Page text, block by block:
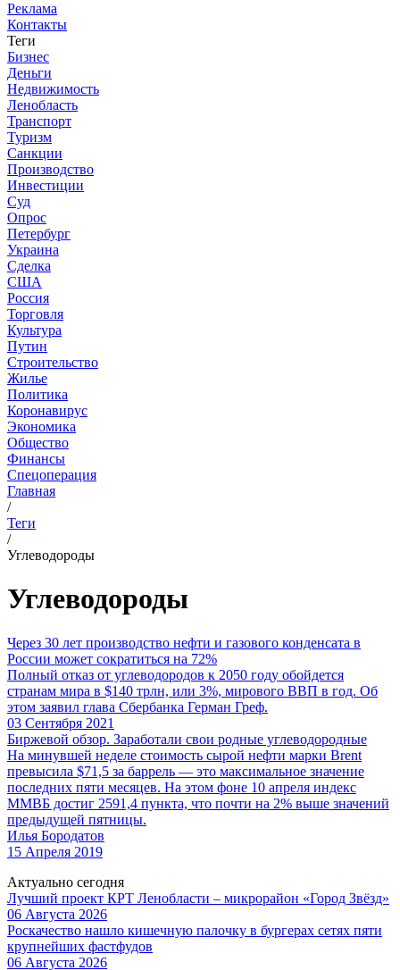
Реклама
Контакты
Теги
Бизнес
Деньги
Недвижимость
Ленобласть
Транспорт
Туризм
Санкции
Производство
Инвестиции
Суд
Опрос
Петербург
Украина
Сделка
США
Россия
Торговля
Культура
Путин
Строительство
Жилье
Политика
Коронавирус
Экономика
Общество
Финансы
Спецоперация
Главная
/
Теги
/
Углеводороды
Углеводороды
Через 30 лет производство нефти и газового конденсата в
России может сократиться на 72%
Полный отказ от углеводородов к 2050 году обойдется
странам мира в $140 трлн, или 3%, мирового ВВП в год. Об
этом заявил глава Сбербанка Герман Греф.
03 Сентября 2021
Биржевой обзор. Заработали свои родные углеводородные
На минувшей неделе стоимость сырой нефти марки Brent
превысила $71,5 за баррель — это максимальное значение
последних пяти месяцев. На этом фоне 10 апреля индекс
ММВБ достиг 2591,4 пункта, что почти на 2% выше значений
предыдущей пятницы.
Илья Бородатов
15 Апреля 2019
Актуально сегодня
Лучший проект КРТ Ленобласти – микрорайон «Город Звёзд»
06 Августа 2026
Роскачество нашло кишечную палочку в бургерах сетях пяти
крупнейших фастфудов
06 Августа 2026